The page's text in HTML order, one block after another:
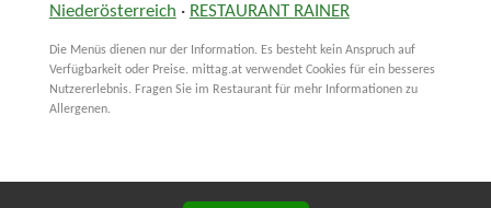
Niederösterreich · RESTAURANT RAINER
Die Menüs dienen nur der Information. Es besteht kein Anspruch auf
Verfügbarkeit oder Preise. mittag.at verwendet Cookies für ein besseres
Nutzererlebnis. Fragen Sie im Restaurant für mehr Informationen zu
Allergenen.